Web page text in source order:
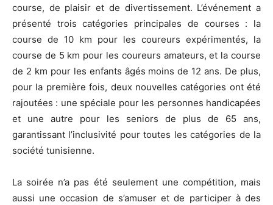
course, de plaisir et de divertissement. L’événement a
présenté trois catégories principales de courses : la
course de 10 km pour les coureurs expérimentés, la
course de 5 km pour les coureurs amateurs, et la course
de 2 km pour les enfants âgés moins de 12 ans. De plus,
pour la première fois, deux nouvelles catégories ont été
rajoutées : une spéciale pour les personnes handicapées
et une autre pour les seniors de plus de 65 ans,
garantissant l’inclusivité pour toutes les catégories de la
société tunisienne.
La soirée n’a pas été seulement une compétition, mais
aussi une occasion de s’amuser et de participer à des